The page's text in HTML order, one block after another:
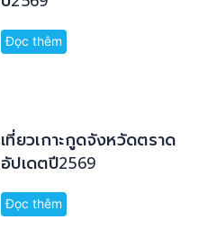
Đọc thêm
เที่ยวเกาะกูดจังหวัดตราด
อัปเดตปี2569
Đọc thêm